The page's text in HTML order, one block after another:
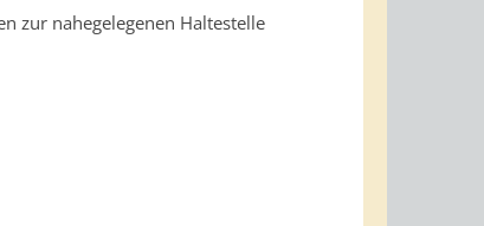
zur nahegelegenen Haltestelle